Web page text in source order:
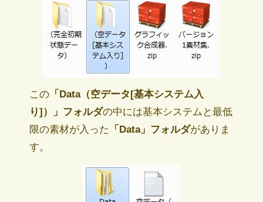
この 「Data（空データ[基本システム入
り]）」フォルダの中には基本システムと最低
限の素材が入った
「Data」フォルダがありま
す。